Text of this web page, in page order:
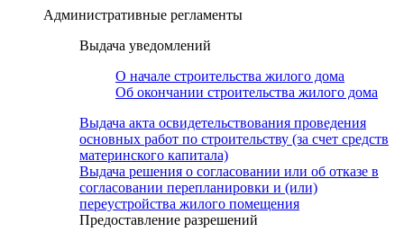
Административные регламенты
Выдача уведомлений
О начале строительства жилого дома
Об окончании строительства жилого дома
Выдача акта освидетельствования проведения
основных работ по строительству (за счет средств
материнского капитала)
Выдача решения о согласовании или об отказе в
согласовании перепланировки и (или)
переустройства жилого помещения
Предоставление разрешений